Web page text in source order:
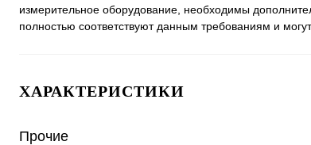
измерительное оборудование, необходимы
полностью соответствуют данным требованиям и
ХАРАКТЕРИСТИКИ
Прочие